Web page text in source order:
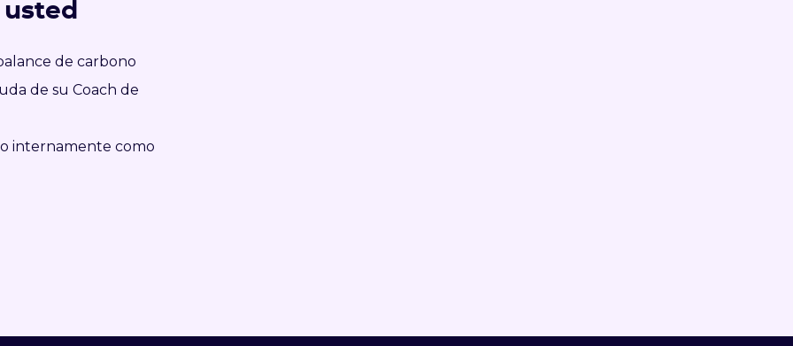
de carbono
de su Coach de
internamente como